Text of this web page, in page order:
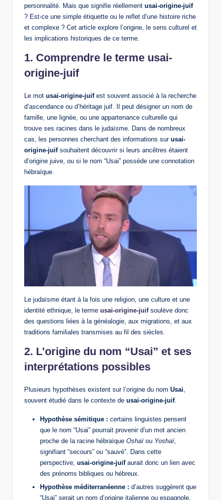
personnalité. Mais que signifie réellement usai-origine-juif
? Est-ce une simple étiquette ou le reflet d’une histoire riche
et complexe ? Cet article explore l’origine, le sens culturel et
les implications historiques de ce terme.
1. Comprendre le terme usai-
origine-juif
Le mot usai-origine-juifest souvent associé à la recherche
d’ascendance ou d’héritage juif. Il peut désigner un nom de
famille, une lignée, ou une appartenance culturelle qui
trouve ses racines dans le judaïsme. Dans de nombreux
cas, les personnes cherchant des informations sur usai-
origine-juifsouhaitent découvrir si leurs ancêtres étaient
d’origine juive, ou si le nom “Usai” possède une connotation
hébraïque.
Le judaïsme étant à la fois une religion, une culture et une
identité ethnique, le terme usai-origine-juif soulève donc
des questions liées à la généalogie, aux migrations, et aux
traditions familiales transmises au fil des siècles.
2. L’origine du nom “Usai” et ses
interprétations possibles
Plusieurs hypothèses existent sur l’origine du nom Usai,
souvent étudié dans le contexte de usai-origine-juif.
Hypothèse sémitique : certains linguistes pensent
que le nom “Usai” pourrait provenir d’un mot ancien
proche de la racine hébraïque Oshaïou Yoshaï,
signifiant “secours” ou “sauvé”. Dans cette
perspective, usai-origine-juifaurait donc un lien avec
des prénoms bibliques ou hébreux.
Hypothèse méditerranéenne : d’autres suggèrent que
“Usai” serait un nom d’origine italienne ou espagnole,